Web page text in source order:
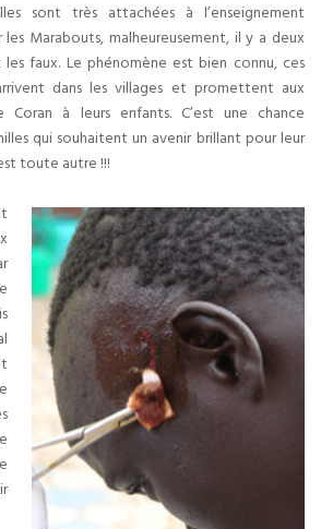
sont très attachées à l’enseignement
Marabouts, malheureusement, il y a deux
faux. Le phénomène est bien connu, ces
dans les villages et promettent aux
Coran à leurs enfants. C’est une chance
qui souhaitent un avenir brillant pour leur
toute autre !!!